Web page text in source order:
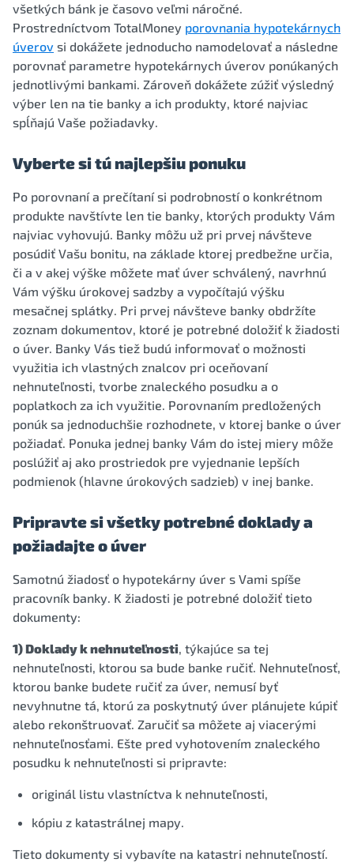
všetkých bánk je časovo veľmi náročné.
Prostredníctvom TotalMoney porovnania hypotekárnych
úverov si dokážete jednoducho namodelovať a následne
porovnať parametre hypotekárnych úverov ponúkaných
jednotlivými bankami. Zároveň dokážete zúžiť výsledný
výber len na tie banky a ich produkty, ktoré najviac
spĺňajú Vaše požiadavky.
Vyberte si tú najlepšiu ponuku
Po porovnaní a prečítaní si podrobností o konkrétnom
produkte navštívte len tie banky, ktorých produkty Vám
najviac vyhovujú. Banky môžu už pri prvej návšteve
posúdiť Vašu bonitu, na základe ktorej predbežne určia,
či a v akej výške môžete mať úver schválený, navrhnú
Vám výšku úrokovej sadzby a vypočítajú výšku
mesačnej splátky. Pri prvej návšteve banky obdržíte
zoznam dokumentov, ktoré je potrebné doložiť k žiadosti
o úver. Banky Vás tiež budú informovať o možnosti
využitia ich vlastných znalcov pri oceňovaní
nehnuteľnosti, tvorbe znaleckého posudku a o
poplatkoch za ich využitie. Porovnaním predložených
ponúk sa jednoduchšie rozhodnete, v ktorej banke o úver
požiadať. Ponuka jednej banky Vám do istej miery môže
poslúžiť aj ako prostriedok pre vyjednanie lepších
podmienok (hlavne úrokových sadzieb) v inej banke.
Pripravte si všetky potrebné doklady a
požiadajte o úver
Samotnú žiadosť o hypotekárny úver s Vami spíše
pracovník banky. K žiadosti je potrebné doložiť tieto
dokumenty:
1) Doklady k nehnuteľnosti, týkajúce sa tej
nehnuteľnosti, ktorou sa bude banke ručiť. Nehnuteľnosť,
ktorou banke budete ručiť za úver, nemusí byť
nevyhnutne tá, ktorú za poskytnutý úver plánujete kúpiť
alebo rekonštruovať. Zaručiť sa môžete aj viacerými
nehnuteľnosťami. Ešte pred vyhotovením znaleckého
posudku k nehnuteľnosti si pripravte:
originál listu vlastníctva k nehnuteľnosti,
kópiu z katastrálnej mapy.
Tieto dokumenty si vybavíte na katastri nehnuteľností.